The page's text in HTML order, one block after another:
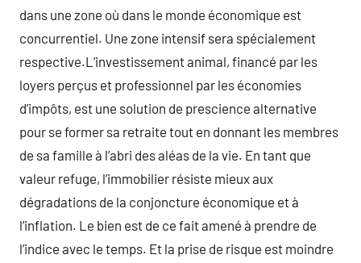
dans une zone où dans le monde économique est
concurrentiel. Une zone intensif sera spécialement
respective.L’investissement animal, financé par les
loyers perçus et professionnel par les économies
d’impôts, est une solution de prescience alternative
pour se former sa retraite tout en donnant les membres
de sa famille à l’abri des aléas de la vie. En tant que
valeur refuge, l’immobilier résiste mieux aux
dégradations de la conjoncture économique et à
l’inflation. Le bien est de ce fait amené à prendre de
l’indice avec le temps. Et la prise de risque est moindre